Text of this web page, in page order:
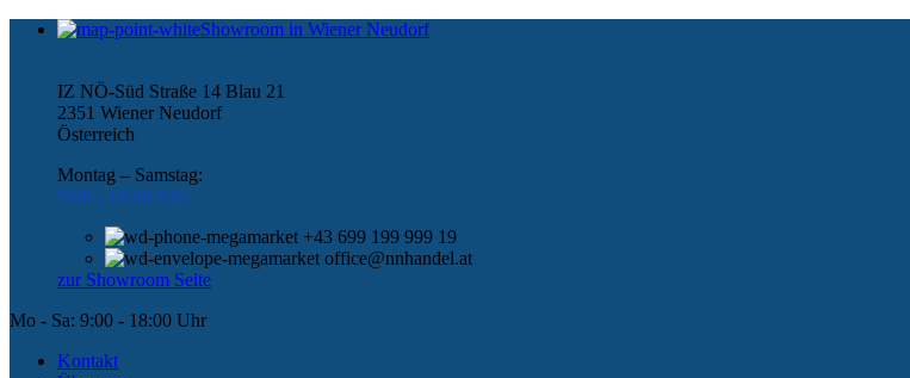
Showroom in Wiener Neudorf
IZ NÖ-Süd Straße 14 Blau 21
2351 Wiener Neudorf
Österreich
Montag – Samstag:
9:00 - 18:00 Uhr
+43 699 199 999 19
office@nnhandel.at
zur Showroom Seite
Mo - Sa: 9:00 - 18:00 Uhr
Kontakt